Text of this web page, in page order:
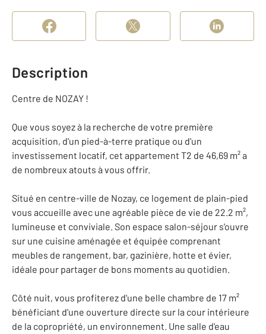
Description
Centre de NOZAY !
Que vous soyez à la recherche de votre première
acquisition, d'un pied-à-terre pratique ou d'un
investissement locatif, cet appartement T2 de 46,69 m² a
de nombreux atouts à vous offrir.
Situé en centre-ville de Nozay, ce logement de plain-pied
vous accueille avec une agréable pièce de vie de 22.2 m²,
lumineuse et conviviale. Son espace salon-séjour s'ouvre
sur une cuisine aménagée et équipée comprenant
meubles de rangement, bar, gazinière, hotte et évier,
idéale pour partager de bons moments au quotidien.
Côté nuit, vous profiterez d'une belle chambre de 17 m²
bénéficiant d'une ouverture directe sur la cour intérieure
de la copropriété, un environnement. Une salle d'eau